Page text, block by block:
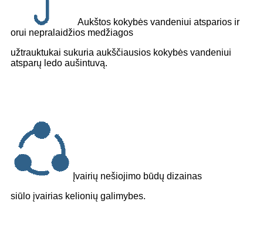
Aukštos kokybės vandeniui atsparios ir
orui nepralaidžios medžiagos
užtrauktukai sukuria aukščiausios kokybės vandeniui
atsparų ledo aušintuvą.
Įvairių nešiojimo būdų dizainas
siūlo įvairias kelionių galimybes.